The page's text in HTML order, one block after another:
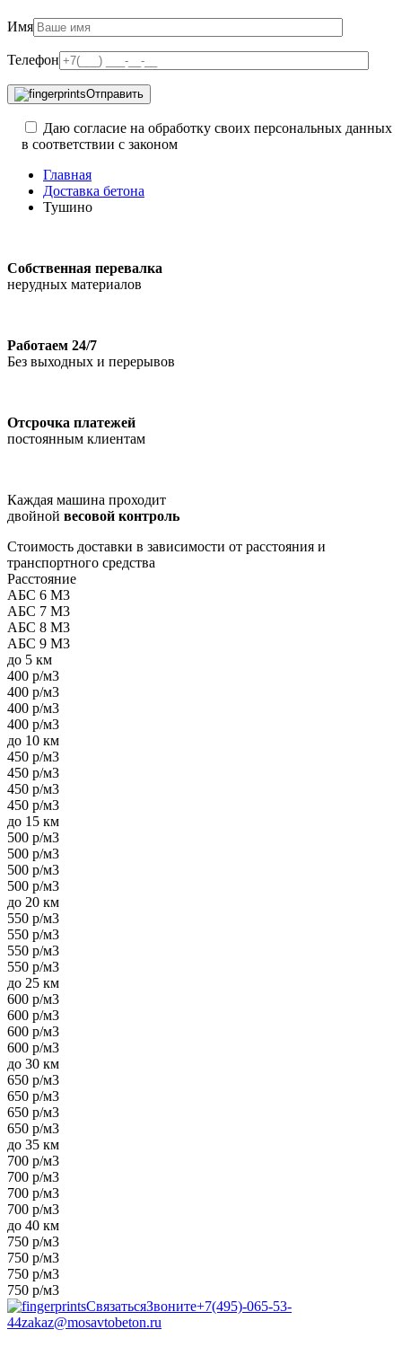
Имя
Телефон
Отправить
Даю согласие на обработку своих персональных данных
в соответствии с законом
Главная
Доставка бетона
Тушино
Собственная перевалка
нерудных материалов
Работаем 24/7
Без выходных и перерывов
Отсрочка платежей
постоянным клиентам
Каждая машина проходит
двойной весовой контроль
Стоимость доставки в зависимости от расстояния и
транспортного средства
Расстояние
АБС 6 М3
АБС 7 М3
АБС 8 М3
АБС 9 М3
до 5 км
400 р/м3
400 р/м3
400 р/м3
400 р/м3
до 10 км
450 р/м3
450 р/м3
450 р/м3
450 р/м3
до 15 км
500 р/м3
500 р/м3
500 р/м3
500 р/м3
до 20 км
550 р/м3
550 р/м3
550 р/м3
550 р/м3
до 25 км
600 р/м3
600 р/м3
600 р/м3
600 р/м3
до 30 км
650 р/м3
650 р/м3
650 р/м3
650 р/м3
до 35 км
700 р/м3
700 р/м3
700 р/м3
700 р/м3
до 40 км
750 р/м3
750 р/м3
750 р/м3
750 р/м3
СвязатьсяЗвоните+7(495)-065-53-
44zakaz@mosavtobeton.ru